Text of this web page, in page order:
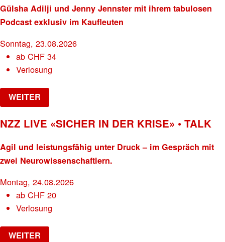
Gülsha Adilji und Jenny Jennster mit ihrem tabulosen
Podcast exklusiv im Kaufleuten
Sonntag, 23.08.2026
abCHF 34
Verlosung
WEITER
NZZ LIVE «SICHER IN DER KRISE» • TALK
Agil und leistungsfähig unter Druck – im Gespräch mit
zwei Neurowissenschaftlern.
Montag, 24.08.2026
abCHF 20
Verlosung
WEITER